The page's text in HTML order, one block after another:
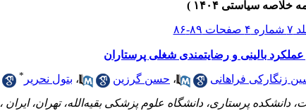
صفحات ۸۹-۸۶
بالینی و رضایتمندی شغلی پرستاران
زنگارکی فراهانی ، حسن گرزین ، بتول نحریر *
پرستاری، دانشگاه علوم پزشکی بقیه‌الله، تهران، ایران ،